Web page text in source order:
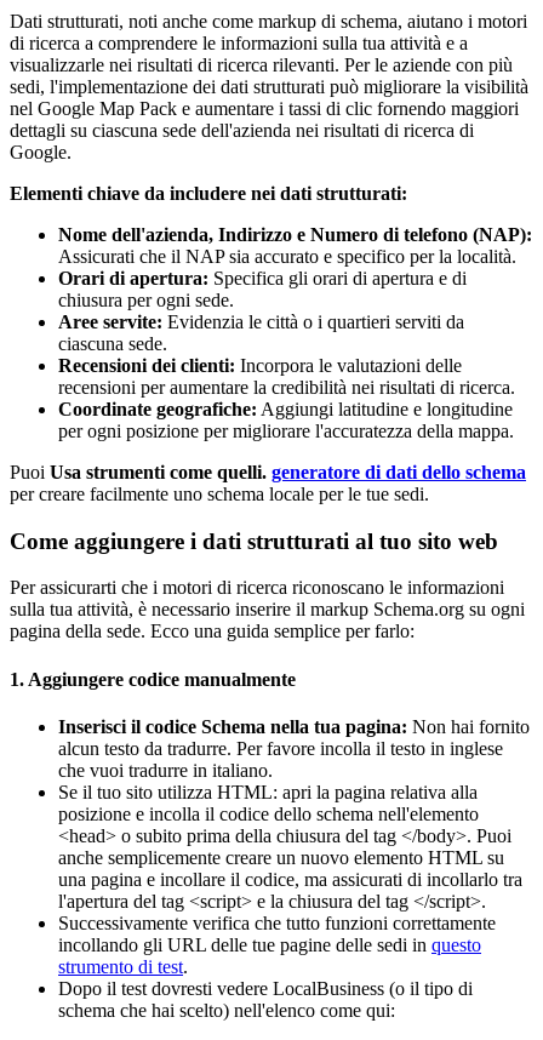
Dati strutturati, noti anche come markup di schema, aiutano i motori
di ricerca a comprendere le informazioni sulla tua attività e a
visualizzarle nei risultati di ricerca rilevanti. Per le aziende con più
sedi, l'implementazione dei dati strutturati può migliorare la visibilità
nel Google Map Pack e aumentare i tassi di clic fornendo maggiori
dettagli su ciascuna sede dell'azienda nei risultati di ricerca di
Google.
Elementi chiave da includere nei dati strutturati:
Nome dell'azienda, Indirizzo e Numero di telefono (NAP):
Assicurati che il NAP sia accurato e specifico per la località.
Orari di apertura: Specifica gli orari di apertura e di
chiusura per ogni sede.
Aree servite: Evidenzia le città o i quartieri serviti da
ciascuna sede.
Recensioni dei clienti: Incorpora le valutazioni delle
recensioni per aumentare la credibilità nei risultati di ricerca.
Coordinate geografiche: Aggiungi latitudine e longitudine
per ogni posizione per migliorare l'accuratezza della mappa.
Puoi Usa strumenti come quelli. generatore di dati dello schema
per creare facilmente uno schema locale per le tue sedi.
Come aggiungere i dati strutturati al tuo sito web
Per assicurarti che i motori di ricerca riconoscano le informazioni
sulla tua attività, è necessario inserire il markup Schema.org su ogni
pagina della sede. Ecco una guida semplice per farlo:
1. Aggiungere codice manualmente
Inserisci il codice Schema nella tua pagina: Non hai fornito
alcun testo da tradurre. Per favore incolla il testo in inglese
che vuoi tradurre in italiano.
Se il tuo sito utilizza HTML: apri la pagina relativa alla
posizione e incolla il codice dello schema nell'elemento
<head> o subito prima della chiusura del tag </body>. Puoi
anche semplicemente creare un nuovo elemento HTML su
una pagina e incollare il codice, ma assicurati di incollarlo tra
l'apertura del tag <script> e la chiusura del tag </script>.
Successivamente verifica che tutto funzioni correttamente
incollando gli URL delle tue pagine delle sedi in questo
strumento di test.
Dopo il test dovresti vedere LocalBusiness (o il tipo di
schema che hai scelto) nell'elenco come qui: